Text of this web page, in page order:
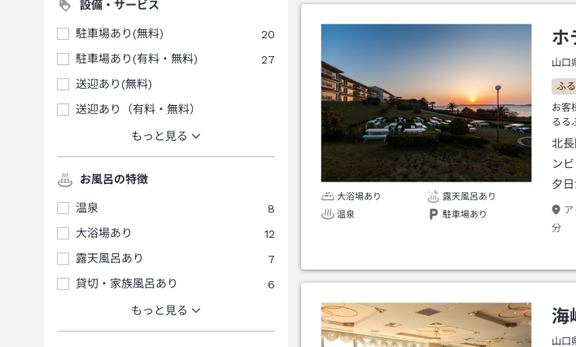
設備・サービス
駐車場あり(無料)
20
駐車場あり(有料・無料)
27
送迎あり(無料)
送迎あり（有料・無料）
もっと見る
お風呂の特徴
温泉
8
大浴場あり
12
露天風呂あり
7
貸切・家族風呂あり
6
もっと見る
大浴場あり
露天風呂あり
温泉
駐車場あり
ホ
山口
ふ
お客
るる
北
ン
夕日
ア
分
海
山口